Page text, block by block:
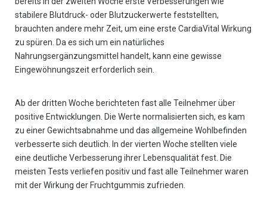
stabilere Blutdruck- oder Blutzuckerwerte feststellten,
brauchten andere mehr Zeit, um eine erste CardiaVital Wirkung
zu spüren. Da es sich um ein natürliches
Nahrungsergänzungsmittel handelt, kann eine gewisse
Eingewöhnungszeit erforderlich sein.
Ab der dritten Woche berichteten fast alle Teilnehmer über
positive Entwicklungen. Die Werte normalisierten sich, es kam
zu einer Gewichtsabnahme und das allgemeine Wohlbefinden
verbesserte sich deutlich. In der vierten Woche stellten viele
eine deutliche Verbesserung ihrer Lebensqualität fest. Die
meisten Tests verliefen positiv und fast alle Teilnehmer waren
mit der Wirkung der Fruchtgummis zufrieden.